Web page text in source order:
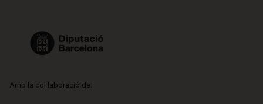
Amb la col·laboració de: